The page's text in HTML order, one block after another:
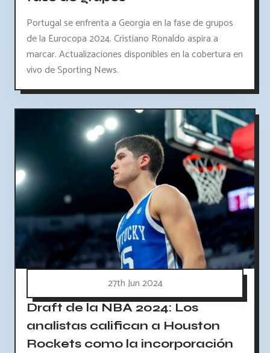
Portugal se enfrenta a Georgia en la fase de grupos
de la Eurocopa 2024. Cristiano Ronaldo aspira a
marcar. Actualizaciones disponibles en la cobertura en
vivo de Sporting News.
27th Jun 2024
Draft de la NBA 2024: Los
analistas califican a Houston
Rockets como la incorporación